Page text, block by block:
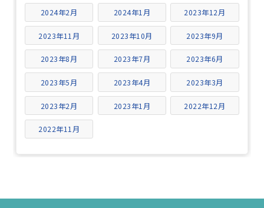
2024年2月 2024年1月 2023年12月
2023年11月 2023年10月 2023年9月
2023年8月 2023年7月 2023年6月
2023年5月 2023年4月 2023年3月
2023年2月 2023年1月 2022年12月
2022年11月